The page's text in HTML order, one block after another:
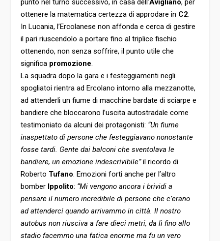
punto nel turno successivo, in casa dell’Avigliano, per
ottenere la matematica certezza di approdare in C2.
In Lucania, l’Ercolanese non affonda e cerca di gestire
il pari riuscendolo a portare fino al triplice fischio
ottenendo, non senza soffrire, il punto utile che
significa promozione.
La squadra dopo la gara e i festeggiamenti negli
spogliatoi rientra ad Ercolano intorno alla mezzanotte,
ad attenderli un fiume di macchine bardate di sciarpe e
bandiere che bloccarono l’uscita autostradale come
testimoniato da alcuni dei protagonisti: “Un fiume
inaspettato di persone che festeggiavano nonostante
fosse tardi. Gente dai balconi che sventolava le
bandiere, un emozione indescrivibile”il ricordo di
Roberto Tufano. Emozioni forti anche per l’altro
bomber Ippolito: “Mi vengono ancora i brividi a
pensare il numero incredibile di persone che c’erano
ad attenderci quando arrivammo in città. Il nostro
autobus non riusciva a fare dieci metri, da lì fino allo
stadio facemmo una fatica enorme ma fu un vero